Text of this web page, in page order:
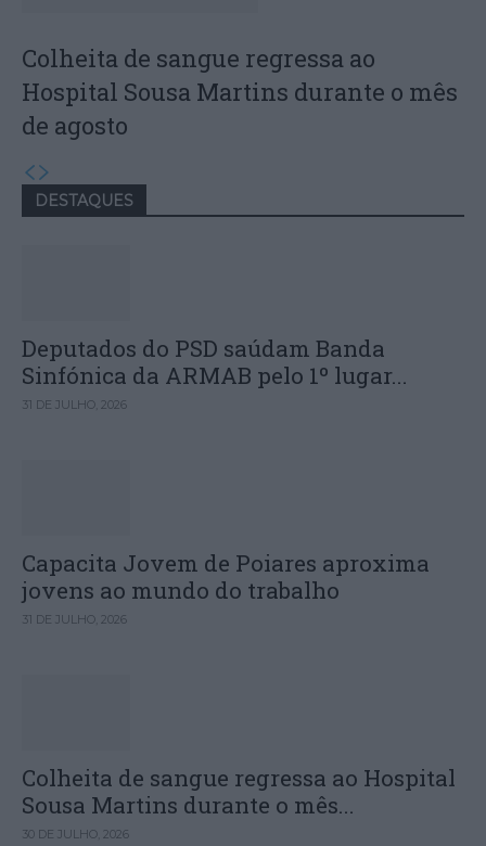
Colheita de sangue regressa ao
Hospital Sousa Martins durante o mês
de agosto
DESTAQUES
Deputados do PSD saúdam Banda
Sinfónica da ARMAB pelo 1º lugar...
31 DE JULHO, 2026
Capacita Jovem de Poiares aproxima
jovens ao mundo do trabalho
31 DE JULHO, 2026
Colheita de sangue regressa ao Hospital
Sousa Martins durante o mês...
30 DE JULHO, 2026